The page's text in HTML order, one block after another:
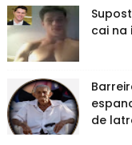
cai na
de